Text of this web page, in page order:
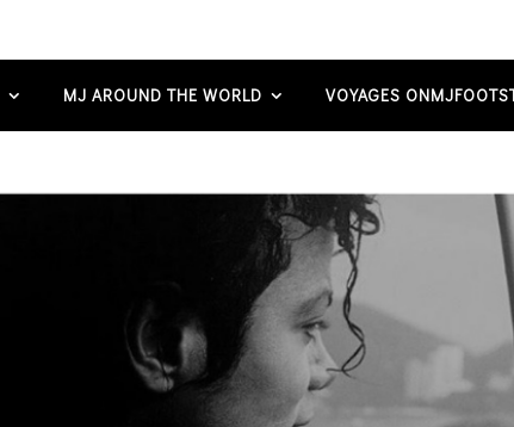
MJ AROUND THE WORLD VOYAGES